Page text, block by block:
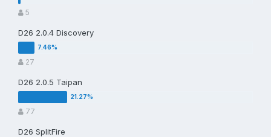
5
D26 2.0.4 Discovery
27
D26 2.0.5 Taipan
77
D26 SplitFire